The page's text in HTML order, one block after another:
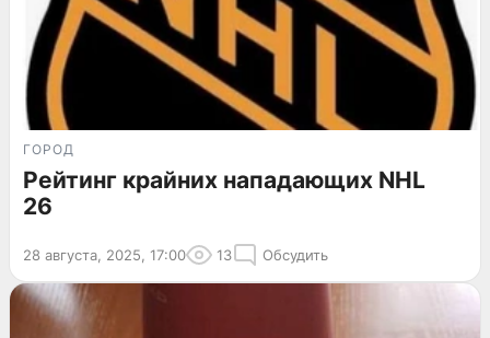
ГОРОД
Рейтинг крайних нападающих NHL
26
28 августа, 2025, 17:00 13 Обсудить